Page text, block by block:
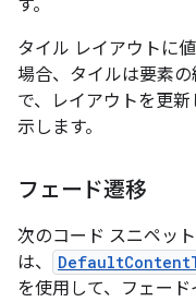
す。
タイル レイアウトに
場合、タイルは要素
で、レイアウトを更
示します。
フェード遷移
次のコード スニペット
は、
を使用して、フェー